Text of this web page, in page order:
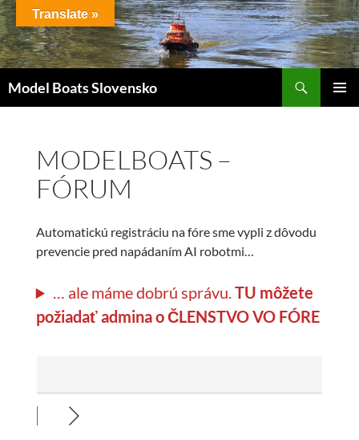
Preskočiť
na
obsah
Model Boats Slovensko
MODELBOATS –
FÓRUM
Automatickú registráciu na fóre sme vypli z dôvodu
prevencie pred napádaním AI robotmi…
… ale máme dobrú správu.TU môžete
požiadať admina o ČLENSTVO VO FÓRE
Translate »